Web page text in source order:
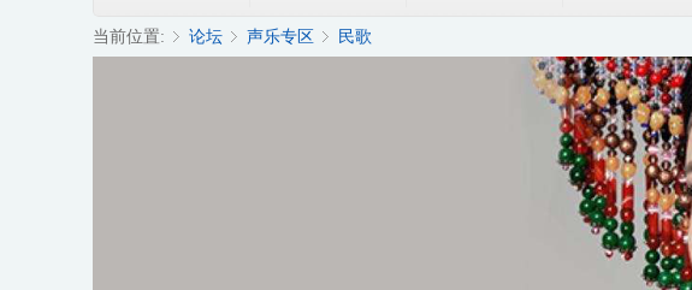
当前位置: 论坛 声乐专区 民歌